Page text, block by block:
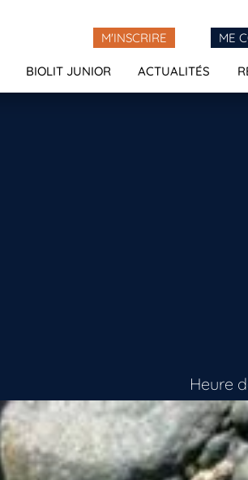
M'INSCRIRE ME
BIOLIT JUNIOR ACTUALITÉS
Heure